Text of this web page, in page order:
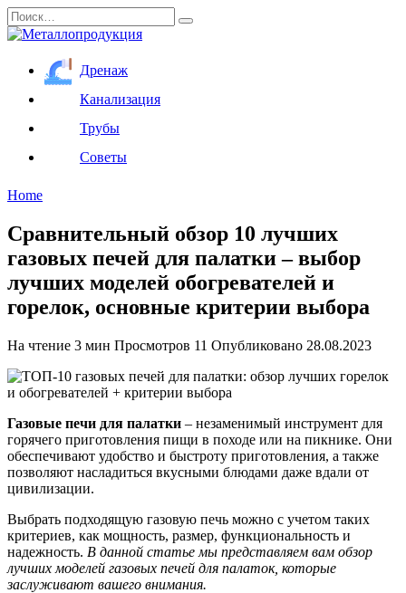
Перейти
к
содержанию
Search
for:
Дренаж
Канализация
Трубы
Советы
Home
Сравнительный обзор 10 лучших
газовых печей для палатки – выбор
лучших моделей обогревателей и
горелок, основные критерии выбора
На чтение 3 мин Просмотров 11 Опубликовано 28.08.2023
Газовые печи для палатки – незаменимый инструмент для
горячего приготовления пищи в походе или на пикнике. Они
обеспечивают удобство и быстроту приготовления, а также
позволяют насладиться вкусными блюдами даже вдали от
цивилизации.
Выбрать подходящую газовую печь можно с учетом таких
критериев, как мощность, размер, функциональность и
надежность. В данной статье мы представляем вам обзор
лучших моделей газовых печей для палаток, которые
заслуживают вашего внимания.